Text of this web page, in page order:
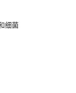
细菌